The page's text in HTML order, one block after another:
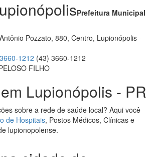
Prefeitura Municipal
Pozzato, 880, Centro, Lupionópolis -
1212 (43) 3660-1212
FILHO
Lupionópolis - PR
sobre a rede de saúde local? Aqui você
de Hospitais, Postos Médicos, Clínicas e
lupionopolense.